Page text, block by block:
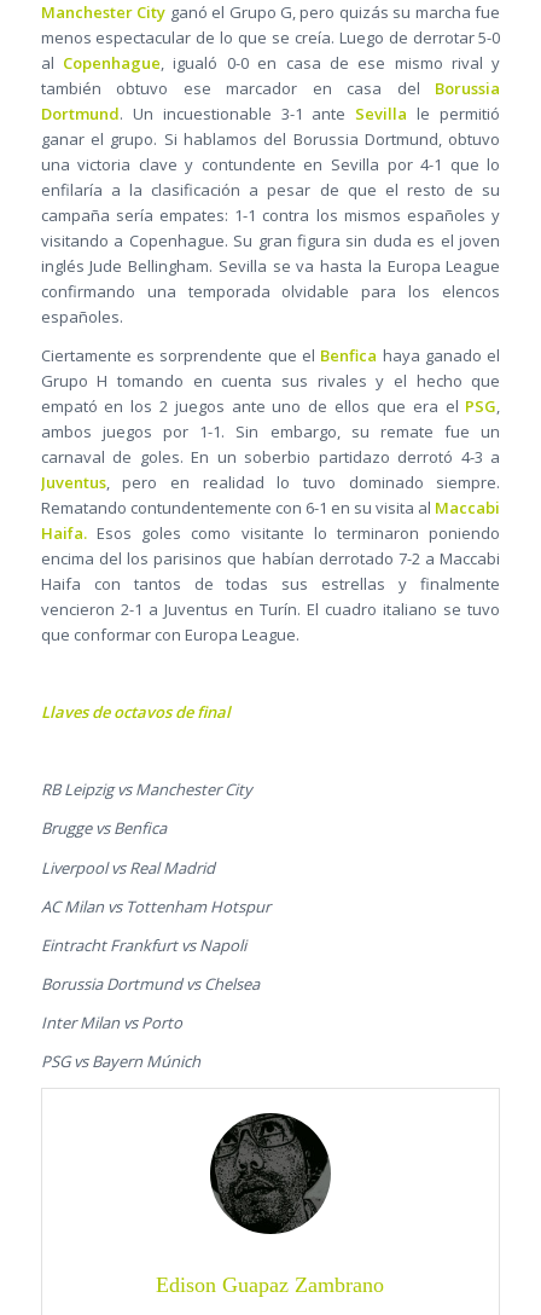
Manchester City ganó el Grupo G, pero quizás su marcha fue
menos espectacular de lo que se creía. Luego de derrotar 5-0
al Copenhague, igualó 0-0 en casa de ese mismo rival y
también obtuvo ese marcador en casa del Borussia
Dortmund. Un incuestionable 3-1 ante Sevilla le permitió
ganar el grupo. Si hablamos del Borussia Dortmund, obtuvo
una victoria clave y contundente en Sevilla por 4-1 que lo
enfilaría a la clasificación a pesar de que el resto de su
campaña sería empates: 1-1 contra los mismos españoles y
visitando a Copenhague. Su gran figura sin duda es el joven
inglés Jude Bellingham. Sevilla se va hasta la Europa League
confirmando una temporada olvidable para los elencos
españoles.
Ciertamente es sorprendente que el Benfica haya ganado el
Grupo H tomando en cuenta sus rivales y el hecho que
empató en los 2 juegos ante uno de ellos que era el PSG,
ambos juegos por 1-1. Sin embargo, su remate fue un
carnaval de goles. En un soberbio partidazo derrotó 4-3 a
Juventus, pero en realidad lo tuvo dominado siempre.
Rematando contundentemente con 6-1 en su visita al Maccabi
Haifa.Esos goles como visitante lo terminaron poniendo
encima del los parisinos que habían derrotado 7-2 a Maccabi
Haifa con tantos de todas sus estrellas y finalmente
vencieron 2-1 a Juventus en Turín. El cuadro italiano se tuvo
que conformar con Europa League.
Llaves de octavos de final
RB Leipzig vs Manchester City
Brugge vs Benfica
Liverpool vs Real Madrid
AC Milan vs Tottenham Hotspur
Eintracht Frankfurt vs Napoli
Borussia Dortmund vs Chelsea
Inter Milan vs Porto
PSG vs Bayern Múnich
Edison Guapaz Zambrano